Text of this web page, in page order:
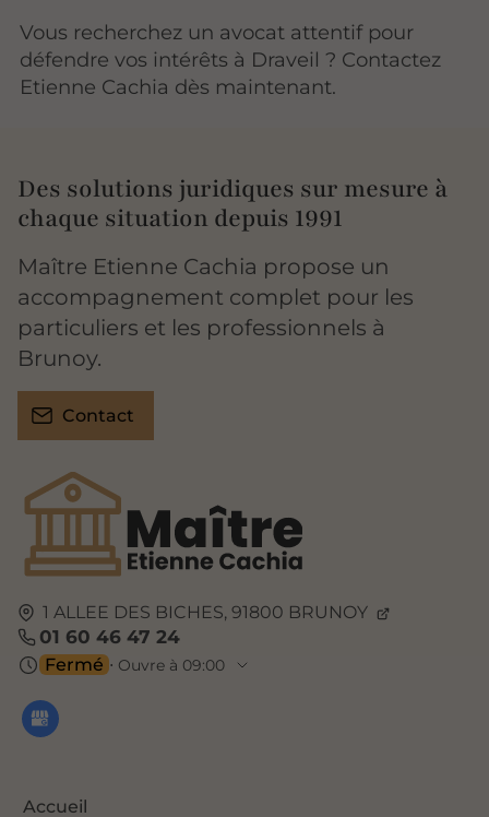
Vous recherchez un avocat attentif pour
défendre vos intérêts à Draveil ? Contactez
Etienne Cachia dès maintenant.
1 ALLEE DES BICHES,91800 BRUNOY
01 60 46 47 24
Fermé ⋅ Ouvre à 09:00
Accueil
Des solutions juridiques sur mesure à
chaque situation depuis 1991
Maître Etienne Cachia propose un
accompagnement complet pour les
particuliers et les professionnels à
Brunoy.
Contact